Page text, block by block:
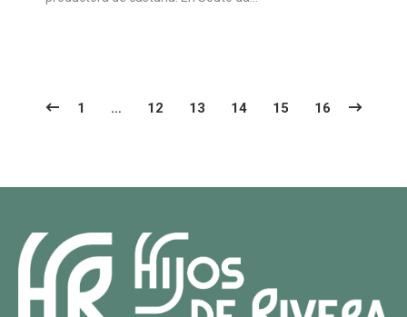
1 … 12 13 14 15 16